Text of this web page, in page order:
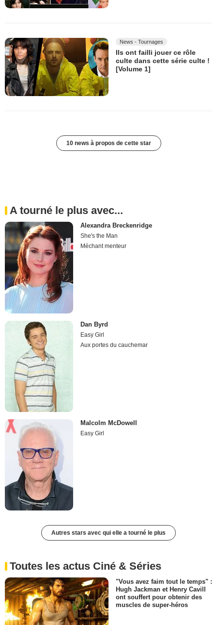
News - Tournages
Ils ont failli jouer ce rôle
culte dans cette série culte !
[Volume 1]
10 news à propos de cette star
A tourné le plus avec...
Alexandra Breckenridge
She's the Man
Méchant menteur
Dan Byrd
Easy Girl
Aux portes du cauchemar
Malcolm McDowell
Easy Girl
Autres stars avec qui elle a tourné le plus
Toutes les actus Ciné & Séries
"Vous avez faim tout le temps" :
Hugh Jackman et Henry Cavill
ont souffert pour obtenir des
muscles de super-héros